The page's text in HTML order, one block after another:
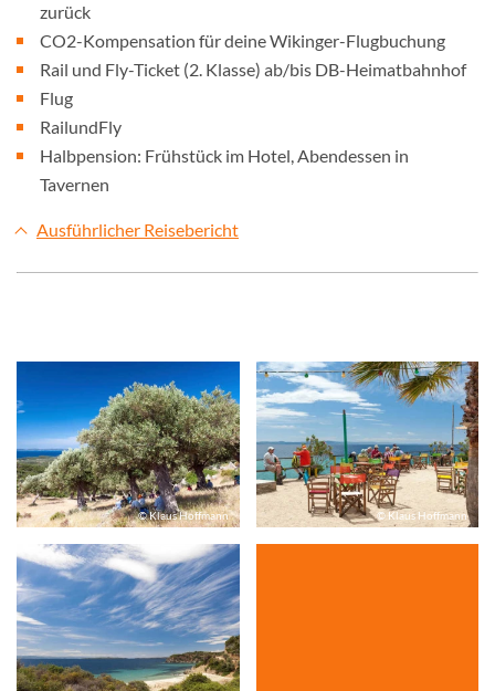
zurück
CO2-Kompensation für deine Wikinger-Flugbuchung
Rail und Fly-Ticket (2. Klasse) ab/bis DB-Heimatbahnhof
Flug
RailundFly
Halbpension: Frühstück im Hotel, Abendessen in
Tavernen
Ausführlicher Reisebericht
© Klaus Hoffmann © Klaus Hoffmann